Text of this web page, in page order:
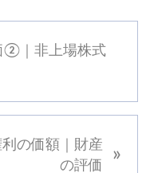
②｜非上場株式
の価額｜財産
の評価
»